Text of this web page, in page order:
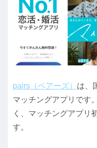
pairs（ペアーズ） は、
マッチングアプリです
く、マッチングアプリ
す。